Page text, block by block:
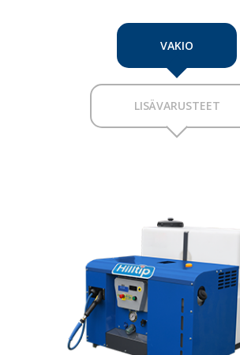
VAKIO
LISÄVARUSTEET